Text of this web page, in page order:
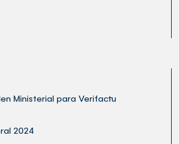
Ministerial para Verifactu
2024